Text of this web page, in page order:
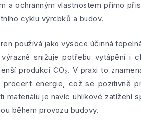
a ochranným vlastnostem přímo
cyklu výrobků a budov.
používá jako vysoce účinná
výrazně snižuje potřebu vytápění i
produkci CO₂. V praxi to
energie, což se pozitivně
materiálu je navíc uhlíkové zatížení
během provozu budovy.